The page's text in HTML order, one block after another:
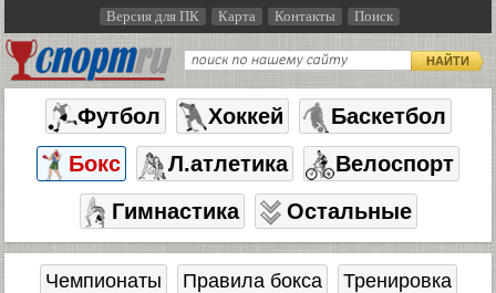
Версия для ПК Карта Контакты Поиск
НАЙТИ
Футбол Хоккей
Баскетбол
Бокс
Л.атлетика
Велоспорт
Гимнастика
Остальные
Чемпионаты Правила бокса
Тренировка